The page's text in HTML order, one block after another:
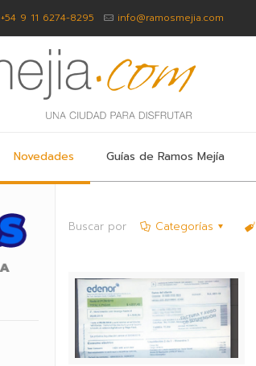
+54 9 11 6274-8295 info@ramosmejia.com
Novedades Guías de Ramos Mejía
Buscar por Categorías